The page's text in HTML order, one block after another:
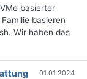
basierter
basieren
Wir haben das
01.01.2024